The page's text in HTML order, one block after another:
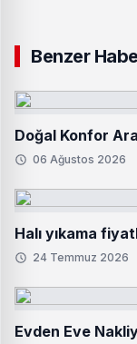
Benzer
Doğal Konfor
06 Ağustos 2026
Halı yıkama
24 Temmuz 2026
Evden Eve